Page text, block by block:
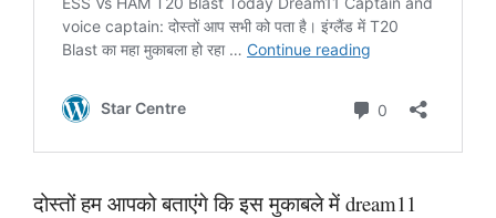
दोस्तों हम आपको बताएंगे कि इस मुकाबले में dream11